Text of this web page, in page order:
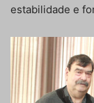
estabilidade e